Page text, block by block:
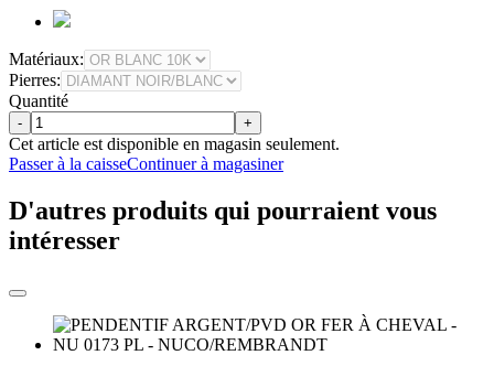
Matériaux:
Pierres:
Quantité
- +
Cet article est disponible en magasin seulement.
Passer à la caisseContinuer à magasiner
D'autres produits qui pourraient vous
intéresser